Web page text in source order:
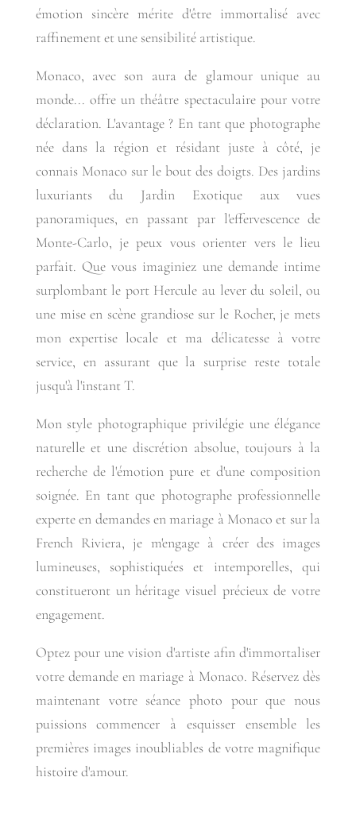
émotion sincère mérite d'être immortalisé avec
raffinement et une sensibilité artistique.
Monaco, avec son aura de glamour unique au
monde... offre un théâtre spectaculaire pour votre
déclaration. L'avantage ? En tant que photographe
née dans la région et résidant juste à côté, je
connais Monaco sur le bout des doigts. Des jardins
luxuriants du Jardin Exotique aux vues
panoramiques, en passant par l'effervescence de
Monte-Carlo, je peux vous orienter vers le lieu
parfait. Que vous imaginiez une demande intime
surplombant le port Hercule au lever du soleil, ou
une mise en scène grandiose sur le Rocher, je mets
mon expertise locale et ma délicatesse à votre
service, en assurant que la surprise reste totale
jusqu'à l'instant T.
Mon style photographique privilégie une élégance
naturelle et une discrétion absolue, toujours à la
recherche de l'émotion pure et d'une composition
soignée. En tant que photographe professionnelle
experte en demandes en mariage à Monaco et sur la
French Riviera, je m'engage à créer des images
lumineuses, sophistiquées et intemporelles, qui
constitueront un héritage visuel précieux de votre
engagement.
Optez pour une vision d'artiste afin d'immortaliser
votre demande en mariage à Monaco. Réservez dès
maintenant votre séance photo pour que nous
puissions commencer à esquisser ensemble les
premières images inoubliables de votre magnifique
histoire d'amour.